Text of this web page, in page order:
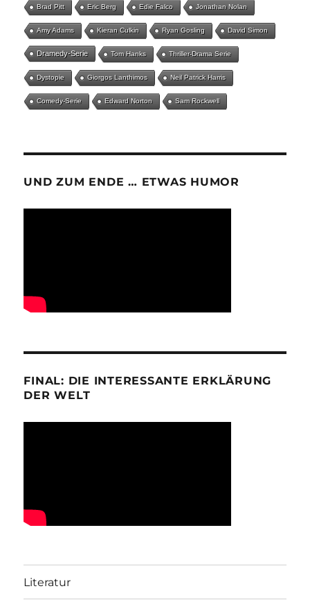
Brad Pitt Eric Berg Edie Falco Jonathan Nolan
Amy Adams Kieran Culkin Ryan Gosling David Simon
Dramedy-Serie Tom Hanks Thriller-Drama Serie
Dystopie Giorgos Lanthimos Neil Patrick Harris
Comedy-Serie Edward Norton Sam Rockwell
UND ZUM ENDE … ETWAS HUMOR
FINAL: DIE INTERESSANTE ERKLÄRUNG
DER WELT
Literatur